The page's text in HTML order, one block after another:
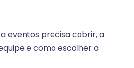
eventos precisa cobrir, a
e como escolher a